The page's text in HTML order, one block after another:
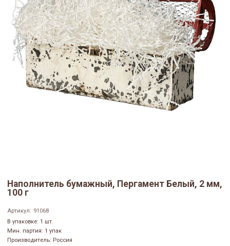
Наполнитель бумажный, Пергамент Белый, 2 мм,
100 г
Артикул: 91068
В упаковке: 1 шт.
Мин. партия: 1 упак
Производитель: Россия